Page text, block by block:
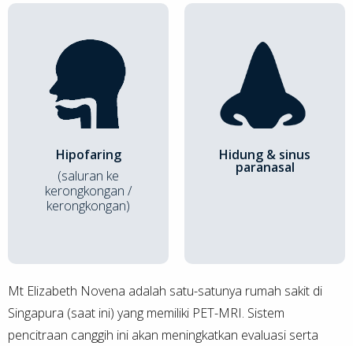
Hipofaring
(saluran ke
kerongkongan /
kerongkongan)
Hidung & sinus
paranasal
Mt Elizabeth Novena adalah satu-satunya rumah sakit di
Singapura (saat ini) yang memiliki PET-MRI. Sistem
pencitraan canggih ini akan meningkatkan evaluasi serta